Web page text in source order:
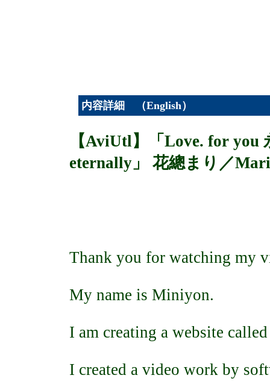
内容詳細 （English）
【AviUtl】「Love. for you
eternally」 花總まり／
Thank you for watching my
My name is Miniyon.
I am creating a website
I created a video work by